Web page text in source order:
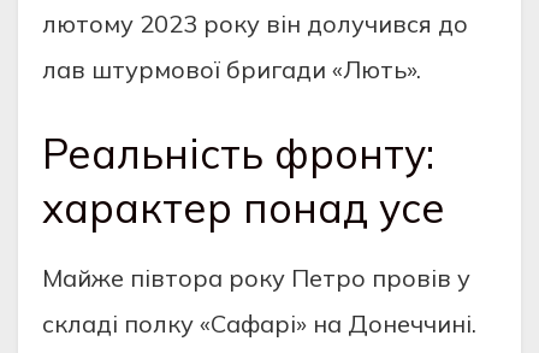
лютому 2023 року він долучився до
лав штурмової бригади «Лють».
Реальність фронту:
характер понад усе
Майже півтора року Петро провів у
складі полку «Сафарі» на Донеччині.